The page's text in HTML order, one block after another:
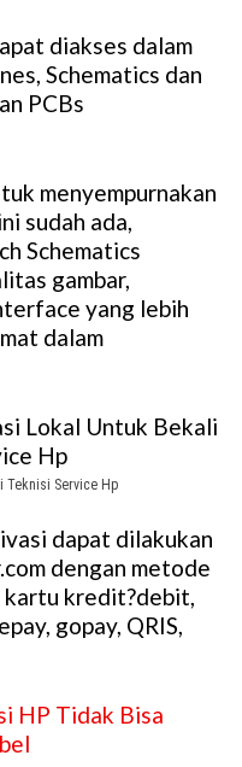
diakses dalam
Schematics dan
PCBs
menyempurnakan
sudah ada,
Schematics
gambar,
yang lebih
dalam
Teknisi Service Hp
dapat dilakukan
dengan metode
kartu kredit?debit,
gopay, QRIS,
HP Tidak Bisa